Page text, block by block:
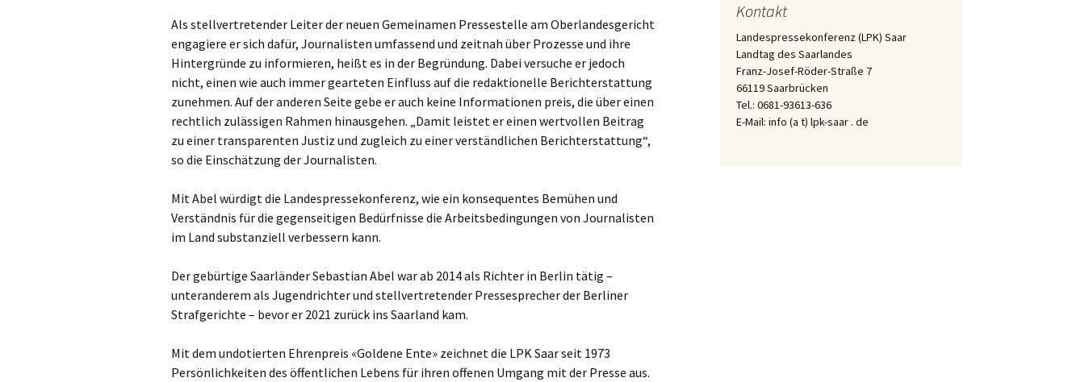
Als stellvertretender Leiter der neuen Gemeinamen Pressestelle am Oberlandesgericht
engagiere er sich dafür, Journalisten umfassend und zeitnah über Prozesse und ihre
Hintergründe zu informieren, heißt es in der Begründung. Dabei versuche er jedoch
nicht, einen wie auch immer gearteten Einfluss auf die redaktionelle Berichterstattung
zunehmen. Auf der anderen Seite gebe er auch keine Informationen preis, die über einen
rechtlich zulässigen Rahmen hinausgehen. „Damit leistet er einen wertvollen Beitrag
zu einer transparenten Justiz und zugleich zu einer verständlichen Berichterstattung“,
so die Einschätzung der Journalisten.
Mit Abel würdigt die Landespressekonferenz, wie ein konsequentes Bemühen und
Verständnis für die gegenseitigen Bedürfnisse die Arbeitsbedingungen von Journalisten
im Land substanziell verbessern kann.
Der gebürtige Saarländer Sebastian Abel war ab 2014 als Richter in Berlin tätig –
unteranderem als Jugendrichter und stellvertretender Pressesprecher der Berliner
Strafgerichte – bevor er 2021 zurück ins Saarland kam.
Mit dem undotierten Ehrenpreis «Goldene Ente» zeichnet die LPK Saar seit 1973
Persönlichkeiten des öffentlichen Lebens für ihren offenen Umgang mit der Presse aus.
Kontakt
Landespressekonferenz (LPK) Saar
Landtag des Saarlandes
Franz-Josef-Röder-Straße 7
66119 Saarbrücken
Tel.: 0681-93613-636
E-Mail: info (a t) lpk-saar . de